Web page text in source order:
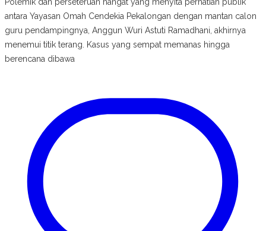
antara Yayasan Omah Cendekia Pekalongan dengan mantan calon
guru pendampingnya, Anggun Wuri Astuti Ramadhani, akhirnya
menemui titik terang. Kasus yang sempat memanas hingga
berencana dibawa